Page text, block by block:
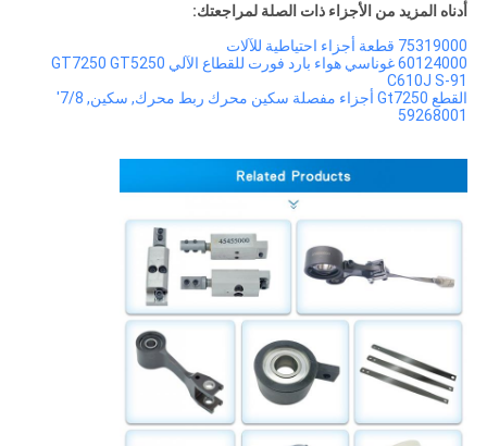
أدناه المزيد من الأجزاء ذات الصلة لمراجعتك:
75319000 قطعة أجزاء احتياطية للآلات
60124000 غوناسي هواء بارد فورت للقطاع الآلي GT7250 GT5250
C610J S-91
القطع Gt7250 أجزاء مفصلة سكين محرك ربط محرك, سكين, 7/8'
59268001